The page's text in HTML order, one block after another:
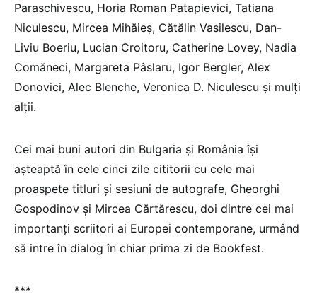
Paraschivescu, Horia Roman Patapievici, Tatiana
Niculescu, Mircea Mihăieș, Cătălin Vasilescu, Dan-
Liviu Boeriu, Lucian Croitoru, Catherine Lovey, Nadia
Comăneci, Margareta Pâslaru, Igor Bergler, Alex
Donovici, Alec Blenche, Veronica D. Niculescu și mulți
alții.
Cei mai buni autori din Bulgaria și România își
așteaptă în cele cinci zile cititorii cu cele mai
proaspete titluri și sesiuni de autografe, Gheorghi
Gospodinov și Mircea Cărtărescu, doi dintre cei mai
importanți scriitori ai Europei contemporane, urmând
să intre în dialog în chiar prima zi de Bookfest.
***